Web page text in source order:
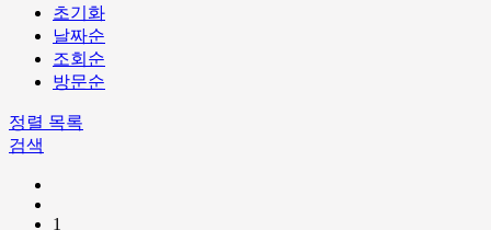
초기화
날짜순
조회순
방문순
정렬 목록
검색
1